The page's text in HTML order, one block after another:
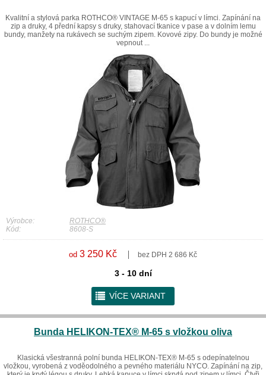
Kvalitní a stylová parka ROTHCO® VINTAGE M-65 s kapucí v límci. Zapínání na
zip a druky, 4 přední kapsy s druky, stahovací tkanice v pase a v dolním lemu
bundy, manžety na rukávech se suchým zipem. Kovové zipy. Do bundy je možné
vepnout ...
Výrobce:
ROTHCO®
Kód:
8608-S
od 3 250 Kč bez DPH 2 686 Kč
3 - 10 dní
r VÍCE VARIANT
Bunda HELIKON-TEX® M-65 s vložkou oliva
Klasická všestranná polní bunda HELIKON-TEX® M-65 s odepínatelnou
vložkou, vyrobená z voděodolného a pevného materiálu NYCO. Zapínání na zip,